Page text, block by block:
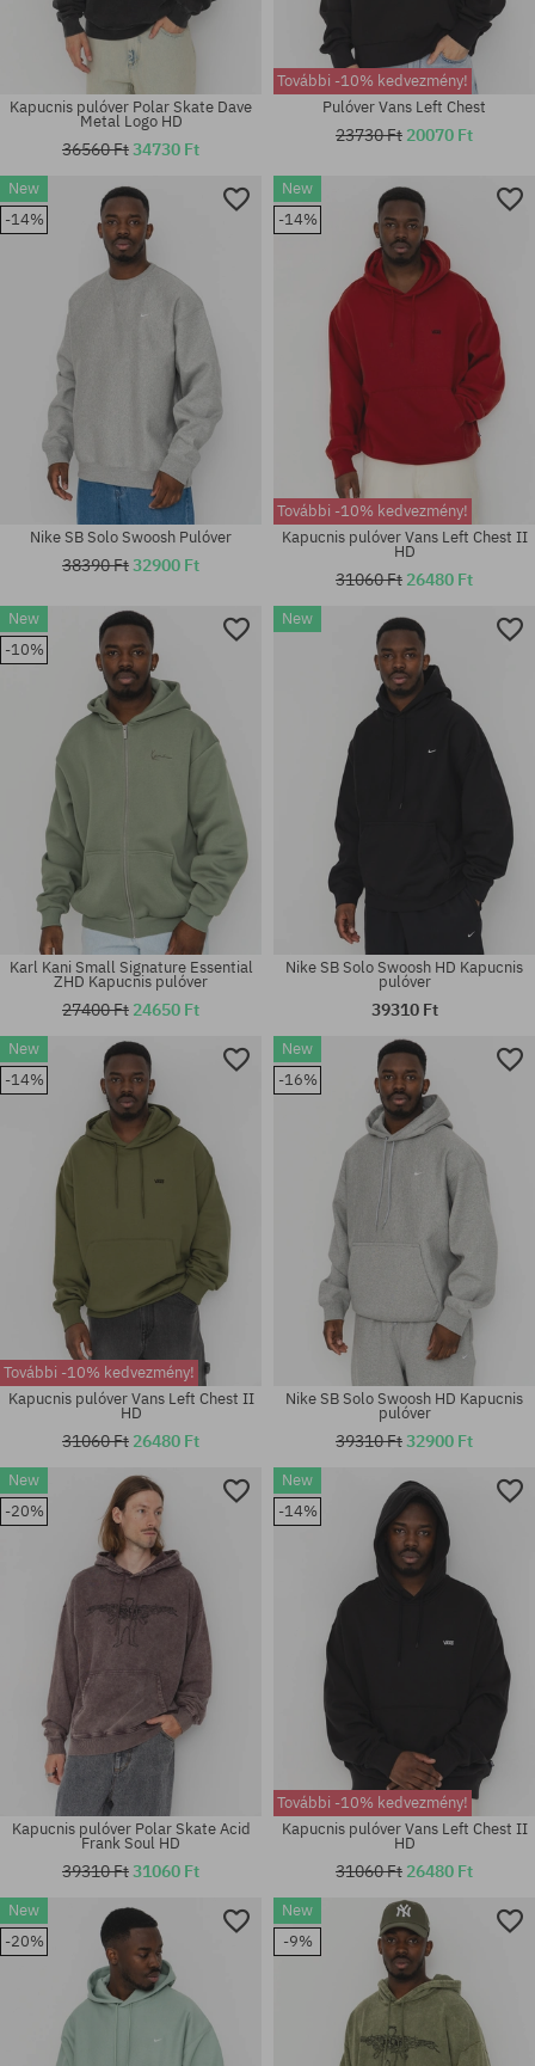
Elérhető méretek:
S; M; L; XL
Elérhető méretek:
M; L; XL
Elérhető méretek:
M; L; XL
Kapucnis pulóver Polar Skate Dave
Metal Logo HD
36560 Ft34730 Ft
Elérhető méretek:
M; L; XL; XXL
További -10% kedvezmény!
Pulóver Vans Left Chest
23730 Ft 20070 Ft
New
-14%
Elérhető méretek:
M; L; XL
Nike SB Solo Swoosh Pulóver
38390 Ft32900 Ft
New
-14%
Elérhető méretek:
M; L; XL
További -10% kedvezmény!
Kapucnis pulóver Vans Left Chest II
HD
31060 Ft 26480 Ft
New
-10%
Elérhető méretek:
S; M; L
Karl Kani Small Signature Essential
ZHD Kapucnis pulóver
27400 Ft 24650 Ft
New
Elérhető méretek:
M; L; XL
Nike SB Solo Swoosh HD Kapucnis
pulóver
39310 Ft
New
-14%
Elérhető méretek:
M; L; XL
További -10% kedvezmény!
Kapucnis pulóver Vans Left Chest II
HD
31060 Ft 26480 Ft
New
-16%
Elérhető méretek:
M; L; XL
Nike SB Solo Swoosh HD Kapucnis
pulóver
39310 Ft32900 Ft
New
-20%
Kapucnis pulóver Polar Skate Acid
Frank Soul HD
39310 Ft31060 Ft
New
-14%
További -10% kedvezmény!
Kapucnis pulóver Vans Left Chest II
HD
31060 Ft 26480 Ft
New
-20%
New
-9%